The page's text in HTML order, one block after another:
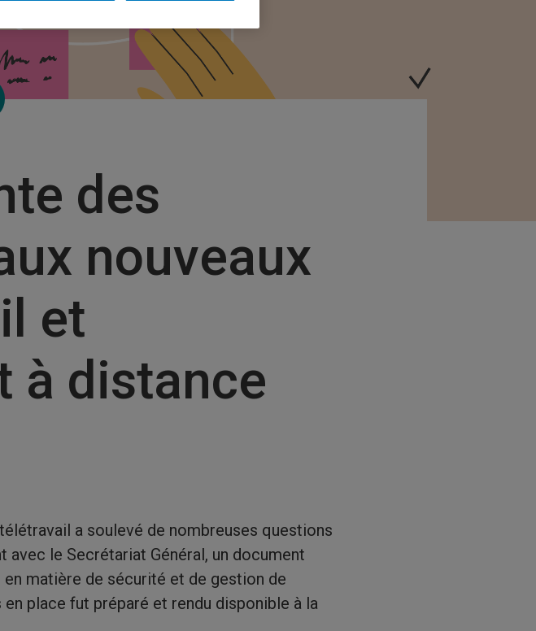
des
nouveaux
et
à distance
a soulevé de nombreuses questions
le Secrétariat Général, un document
matière de sécurité et de gestion de
place fut préparé et rendu disponible à la